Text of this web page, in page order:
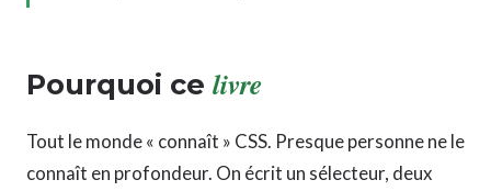
Pourquoi ce livre
Tout le monde « connaît » CSS. Presque personne ne le
connaît en profondeur. On écrit un sélecteur, deux